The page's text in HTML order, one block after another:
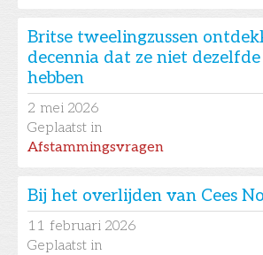
Britse tweelingzussen
decennia dat ze niet
hebben
2 mei 2026
Geplaatst in
Afstammingsvragen
Bij het overlijden van Cees
11 februari 2026
Geplaatst in